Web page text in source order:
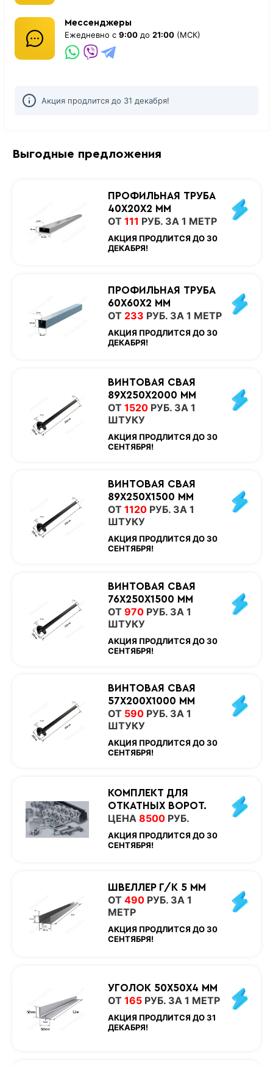
Мессенджеры
Ежедневно с9:00 до21:00 (МСК)
Акция продлится до 31 декабря!
Выгодные предложения
ПРОФИЛЬНАЯ ТРУБА
40Х20Х2 ММ
ОТ 111 РУБ. ЗА 1 МЕТР
АКЦИЯ ПРОДЛИТСЯ ДО 30
ДЕКАБРЯ!
ПРОФИЛЬНАЯ ТРУБА
60Х60Х2 ММ
ОТ 233 РУБ. ЗА 1 МЕТР
АКЦИЯ ПРОДЛИТСЯ ДО 30
ДЕКАБРЯ!
ВИНТОВАЯ СВАЯ
89Х250Х2000 ММ
ОТ 1520РУБ. ЗА 1
ШТУКУ
АКЦИЯ ПРОДЛИТСЯ ДО 30
СЕНТЯБРЯ!
ВИНТОВАЯ СВАЯ
89Х250Х1500 ММ
ОТ 1120РУБ. ЗА 1
ШТУКУ
АКЦИЯ ПРОДЛИТСЯ ДО 30
СЕНТЯБРЯ!
ВИНТОВАЯ СВАЯ
76Х250Х1500 ММ
ОТ 970РУБ. ЗА 1
ШТУКУ
АКЦИЯ ПРОДЛИТСЯ ДО 30
СЕНТЯБРЯ!
ВИНТОВАЯ СВАЯ
57Х200Х1000 ММ
ОТ 590РУБ. ЗА 1
ШТУКУ
АКЦИЯ ПРОДЛИТСЯ ДО 30
СЕНТЯБРЯ!
КОМПЛЕКТ ДЛЯ
ОТКАТНЫХ ВОРОТ.
ЦЕНА 8500РУБ.
АКЦИЯ ПРОДЛИТСЯ ДО 30
СЕНТЯБРЯ!
ШВЕЛЛЕР Г/К 5 ММ
ОТ 490РУБ. ЗА 1
МЕТР
АКЦИЯ ПРОДЛИТСЯ ДО 30
СЕНТЯБРЯ!
УГОЛОК 50Х50Х4 ММ
ОТ 165РУБ. ЗА 1 МЕТР
АКЦИЯ ПРОДЛИТСЯ ДО 31
ДЕКАБРЯ!